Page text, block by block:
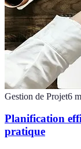
Gestion de Projet6
Planification
pratique